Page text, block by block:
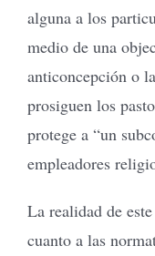
alguna a los
medio de una
anticoncepción o
prosiguen los
protege a “un
empleadores
La realidad de
cuanto a las